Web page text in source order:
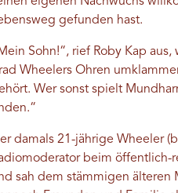
gefunden hast.
Sohn!“, rief Roby Kap
Wheelers Ohren
Wer sonst spielt
damals 21-jährige Wheeler
beim öffentlich-
sah dem stämmigen älteren